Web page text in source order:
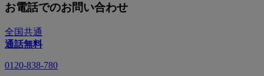
お電話でのお問い合わせ
全国共通
通話無料
0120-838-780